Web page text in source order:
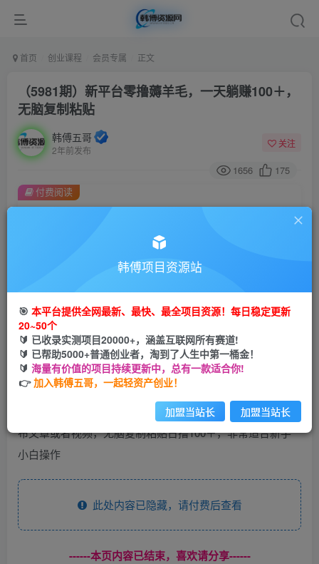
首页 创业课程 会员专属 正文
（5981期）新平台零撸薅羊毛，一天躺赚100＋，
无脑复制粘贴
韩傅五哥
2年前发布
关注
1656 175
会员专属资源
您暂无购买权限，请先开通会员
开通会员
付费阅读
给大家分享一个薅羊毛的项目，一个类似于头条的平台，发
布文章或者视频，无脑复制粘贴日撸100＋，非常适合新手
小白操作
此处内容已隐藏，请付费后查看
------本页内容已结束，喜欢请分享------
韩傅项目资源站
🎯 本平台提供全网最新、最快、最全项目资源！每日稳定更新
20~50个
🔰 已收录实测项目20000+，涵盖互联网所有赛道!
🔰 已帮助5000+普通创业者，淘到了人生中第一桶金！
🔰 海量有价值的项目持续更新中，总有一款适合你!
👉加入韩傅五哥，一起轻资产创业！
加盟当站长 加盟当站长